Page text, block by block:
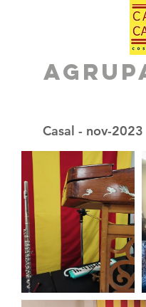
Casal - nov-2023